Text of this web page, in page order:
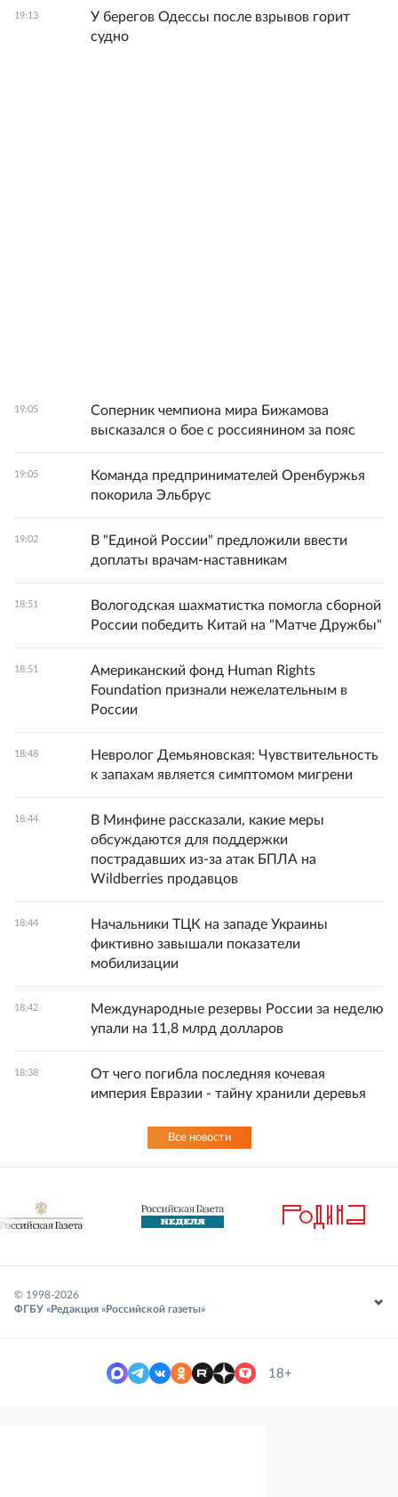
19:13
У берегов Одессы после взрывов горит
судно
19:05
Соперник чемпиона мира Бижамова
высказался о бое с россиянином за пояс
19:05
Команда предпринимателей Оренбуржья
покорила Эльбрус
19:02
В "Единой России" предложили ввести
доплаты врачам-наставникам
18:51
Вологодская шахматистка помогла сборной
России победить Китай на "Матче Дружбы"
18:51
Американский фонд Human Rights
Foundation признали нежелательным в
России
18:48
Невролог Демьяновская: Чувствительность
к запахам является симптомом мигрени
18:44
В Минфине рассказали, какие меры
обсуждаются для поддержки
пострадавших из-за атак БПЛА на
Wildberries продавцов
18:44
Начальники ТЦК на западе Украины
фиктивно завышали показатели
мобилизации
18:42
Международные резервы России за неделю
упали на 11,8 млрд долларов
18:38
От чего погибла последняя кочевая
империя Евразии - тайну хранили деревья
Все новости
© 1998-2026
ФГБУ «Редакция «Российской газеты»
18+